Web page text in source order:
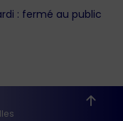
: fermé au public